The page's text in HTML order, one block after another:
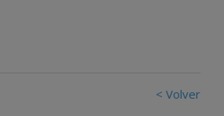
< Volver